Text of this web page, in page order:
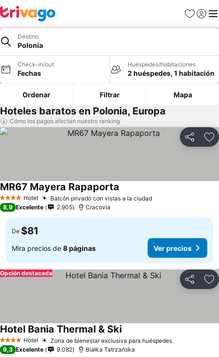
Favoritos
Iniciar
Destino
Polonia
Check-in/out
Fechas
Huéspedes/habitaciones
2 huéspedes, 1 habitación
Ordenar Filtrar Mapa
Hoteles baratos en Polonia, Europa
Cómo los pagos afectan nuestro ranking
Compartir
4 EstrellasHotel Balcón privado con vistas a la ciudad
MR67 Mayera Rapaporta
8,9 Excelente 2.905 Cracovia
De $81
Mira precios de 8 páginas Ver precios
Compartir
Opción destacada
4 EstrellasHotel Zona de bienestar exclusiva para huéspedes
Hotel Bania Thermal & Ski
9,3 Excelente 9.082 Białka Tatrzańska